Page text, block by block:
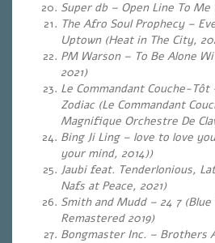
Super db – Open Line To Me
The Afro Soul Prophecy –
Uptown (Heat in The City,
PM Warson – To Be Alone
2021)
Le Commandant Couche-Tôt
Zodiac (Le Commandant
Magnifique Orchestre De
Bing Ji Ling – love to love
your mind, 2014))
Jaubi feat. Tenderlonious,
Nafs at Peace, 2021)
Smith and Mudd – 24 7
Remastered 2019)
Bongmaster Inc. – Brothers